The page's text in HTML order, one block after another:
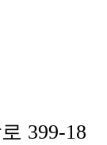
399-18